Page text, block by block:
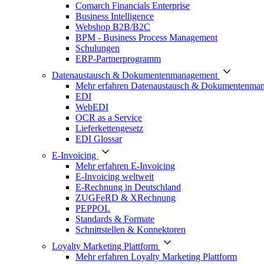
Comarch Financials Enterprise
Business Intelligence
Webshop B2B/B2C
BPM - Business Process Management
Schulungen
ERP-Partnerprogramm
Datenaustausch & Dokumentenmanagement
Mehr erfahren Datenaustausch &
EDI
WebEDI
OCR as a Service
Lieferkettengesetz
EDI Glossar
E-Invoicing
Mehr erfahren E-Invoicing
E-Invoicing weltweit
E-Rechnung in Deutschland
ZUGFeRD & XRechnung
PEPPOL
Standards & Formate
Schnittstellen & Konnektoren
Loyalty Marketing Plattform
Mehr erfahren Loyalty Marketing Plattform